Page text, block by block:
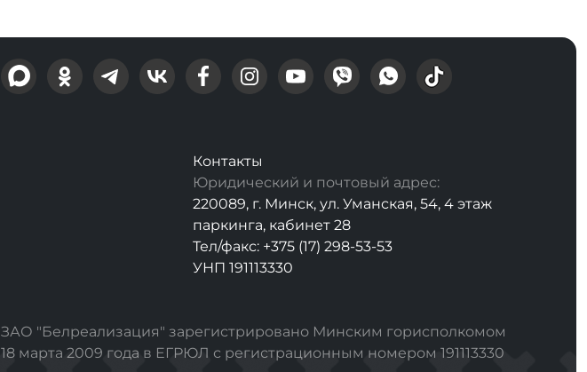
Контакты
Юридический и почтовый адрес:
220089, г. Минск, ул. Уманская, 54, 4 этаж
паркинга, кабинет 28
Тел/факс: +375 (17) 298-53-53
УНП 191113330
ЗАО "Белреализация" зарегистрировано Минским горисполкомом
18 марта 2009 года в ЕГРЮЛ с регистрационным номером 191113330